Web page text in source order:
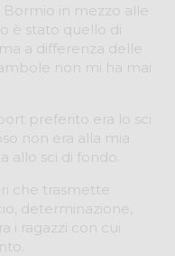
Bormio in mezzo alle
è stato quello di
a differenza delle
non mi ha mai
preferito era lo sci
non era alla mia
allo sci di fondo.
che trasmette
determinazione,
i ragazzi con cui